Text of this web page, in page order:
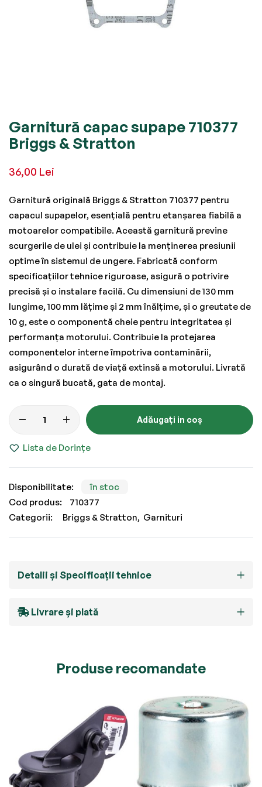
to
the
of
images
gallery
Garnitură capac supape 710377
Briggs & Stratton
36,00 Lei
Garnitură originală Briggs & Stratton 710377 pentru
capacul supapelor, esențială pentru etanșarea fiabilă a
motoarelor compatibile. Această garnitură previne
scurgerile de ulei și contribuie la menținerea presiunii
optime în sistemul de ungere. Fabricată conform
specificațiilor tehnice riguroase, asigură o potrivire
precisă și o instalare facilă. Cu dimensiuni de 130 mm
lungime, 100 mm lățime și 2 mm înălțime, și o greutate de
10 g, este o componentă cheie pentru integritatea și
performanța motorului. Contribuie la protejarea
componentelor interne împotriva contaminării,
asigurând o durată de viață extinsă a motorului. Livrată
ca o singură bucată, gata de montaj.
Adăugați in coș
Lista de Dorințe
în stoc
Cod produs
710377
Categorii:
Briggs & Stratton Garnituri
Detalii și Specificații tehnice
Livrare și plată
Produse recomandate